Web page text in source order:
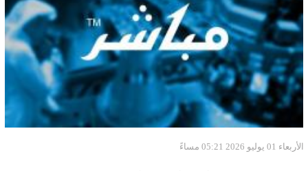
الأربعاء 01 يوليو 2026 05:21 مساءً